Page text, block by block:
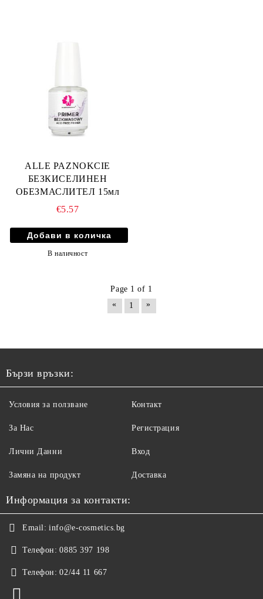
ALLE PAZNOKCIE
БЕЗКИСЕЛИНЕН
ОБЕЗМАСЛИТЕЛ 15мл
€5.57
В наличност
Page 1 of 1
«
1 »
Бързи връзки:
Условия за ползване
За Нас
Лични Данни
Замяна на продукт
Контакт
Регистрация
Вход
Доставка
Информация за контакти:
Email: info@e-cosmetics.bg
Телефон: 0885 397 198
Телефон: 02/44 11 667